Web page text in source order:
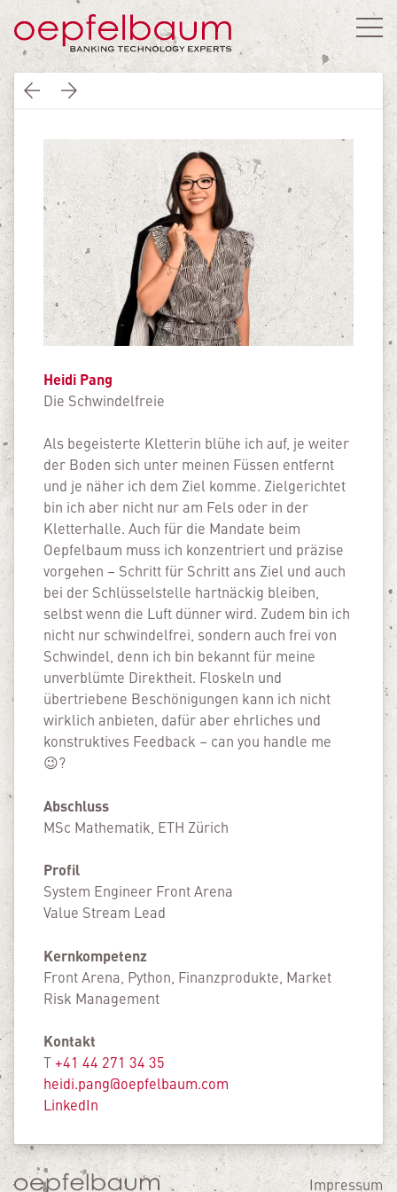
Heidi Pang
Die Schwindelfreie
Als begeisterte Kletterin blühe ich auf, je weiter
der Boden sich unter meinen Füssen entfernt
und je näher ich dem Ziel komme. Zielgerichtet
bin ich aber nicht nur am Fels oder in der
Kletterhalle. Auch für die Mandate beim
Oepfelbaum muss ich konzentriert und präzise
vorgehen – Schritt für Schritt ans Ziel und auch
bei der Schlüsselstelle hartnäckig bleiben,
selbst wenn die Luft dünner wird. Zudem bin ich
nicht nur schwindelfrei, sondern auch frei von
Schwindel, denn ich bin bekannt für meine
unverblümte Direktheit. Floskeln und
übertriebene Beschönigungen kann ich nicht
wirklich anbieten, dafür aber ehrliches und
konstruktives Feedback – can you handle me
😉?
Abschluss
MSc Mathematik, ETH Zürich
Profil
System Engineer Front Arena
Value Stream Lead
Kernkompetenz
Front Arena, Python, Finanzprodukte, Market
Risk Management
Kontakt
T+41 44 271 34 35
heidi.pang@oepfelbaum.com
LinkedIn
Impressum